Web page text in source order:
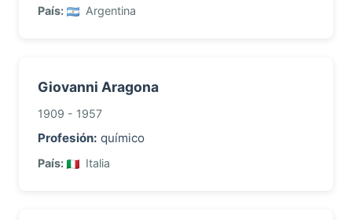
País: Argentina
Giovanni Aragona
1909 - 1957
Profesión: químico
País: Italia